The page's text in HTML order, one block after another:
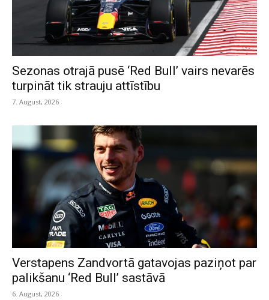
Sezonas otrajā pusē ‘Red Bull’ vairs nevarēs
turpināt tik strauju attīstību
7. August, 2026
Verstapens Zandvortā gatavojas paziņot par
palikšanu ‘Red Bull’ sastāvā
6. August, 2026